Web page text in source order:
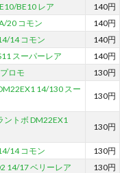
BE10 レア
140円
20 コモン
140円
14 コモン
140円
スーパーレア
140円
ロモ 130円
14/130 スー
130円
ントボ DM22EX1
130円
14 コモン
130円
14/17 ベリーレア
130円